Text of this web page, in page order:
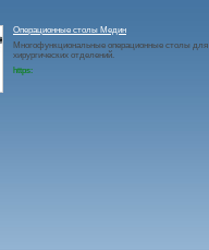
Операционные столы Медин
Многофункциональные операционные столы для
хирургических отделений.
https: